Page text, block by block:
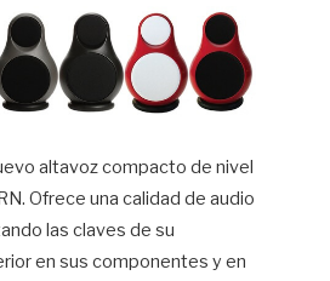
altavoz compacto de nivel
Ofrece una calidad de audio
las claves de su
en sus componentes y en